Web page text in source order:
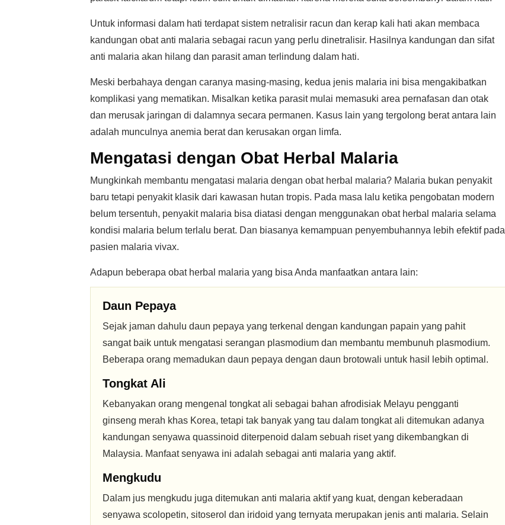
Untuk informasi dalam hati terdapat sistem netralisir racun dan kerap kali hati akan membaca
kandungan obat anti malaria sebagai racun yang perlu dinetralisir. Hasilnya kandungan dan sifat
anti malaria akan hilang dan parasit aman terlindung dalam hati.
Meski berbahaya dengan caranya masing-masing, kedua jenis malaria ini bisa mengakibatkan
komplikasi yang mematikan. Misalkan ketika parasit mulai memasuki area pernafasan dan otak
dan merusak jaringan di dalamnya secara permanen. Kasus lain yang tergolong berat antara lain
adalah munculnya anemia berat dan kerusakan organ limfa.
Mengatasi dengan Obat Herbal Malaria
Mungkinkah membantu mengatasi malaria dengan obat herbal malaria? Malaria bukan penyakit
baru tetapi penyakit klasik dari kawasan hutan tropis. Pada masa lalu ketika pengobatan modern
belum tersentuh, penyakit malaria bisa diatasi dengan menggunakan obat herbal malaria selama
kondisi malaria belum terlalu berat. Dan biasanya kemampuan penyembuhannya lebih efektif pada
pasien malaria vivax.
Adapun beberapa obat herbal malaria yang bisa Anda manfaatkan antara lain:
Daun Pepaya
Sejak jaman dahulu daun pepaya yang terkenal dengan kandungan papain yang pahit
sangat baik untuk mengatasi serangan plasmodium dan membantu membunuh plasmodium.
Beberapa orang memadukan daun pepaya dengan daun brotowali untuk hasil lebih optimal.
Tongkat Ali
Kebanyakan orang mengenal tongkat ali sebagai bahan afrodisiak Melayu pengganti
ginseng merah khas Korea, tetapi tak banyak yang tau dalam tongkat ali ditemukan adanya
kandungan senyawa quassinoid diterpenoid dalam sebuah riset yang dikembangkan di
Malaysia. Manfaat senyawa ini adalah sebagai anti malaria yang aktif.
Mengkudu
Dalam jus mengkudu juga ditemukan anti malaria aktif yang kuat, dengan keberadaan
senyawa scolopetin, sitoserol dan iridoid yang ternyata merupakan jenis anti malaria. Selain